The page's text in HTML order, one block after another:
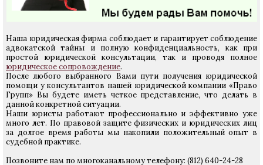
Наша юридическая фирма соблюдает и гарантирует соблюдение
адвокатской тайны и полную конфиденциальность, как при
простой юридической консультации, так и проводя полное
юридическое сопровождение.
После любого выбранного Вами пути получения юридической
помощи у консультантов нашей юридической компании «Право
Групп» Вы будете иметь четкое представление, что делать в
данной конкретной ситуации.
Наши юристы работают профессионально и эффективно уже
много лет. По правовой защите физических и юридических лиц
за долгое время работы мы накопили положительный опыт в
судебной практике.
Позвоните нам по многоканальному телефону: (812) 640-24-28